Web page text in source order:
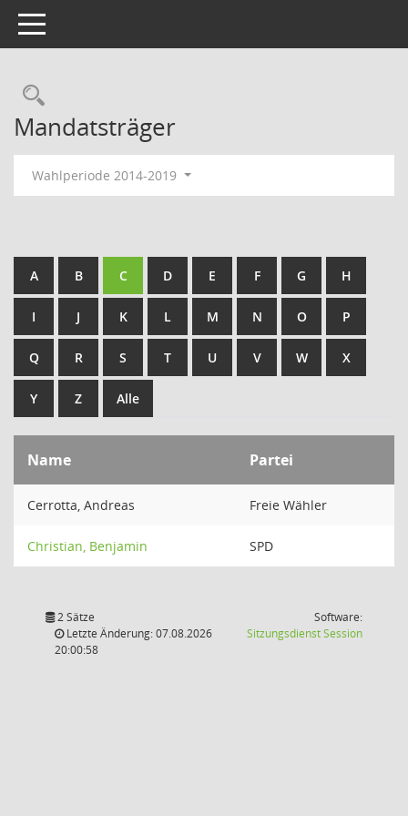
Toggle navigation
Rechercheauswahl
Mandatsträger
Wahlperiode 2014-2019
A B C D E F G H
I J K L M N O P
Q R S T U V W X
Y Z Alle
Name Partei
Cerrotta, Andreas Freie Wähler
Christian, Benjamin SPD
2 Sätze
Letzte Änderung: 07.08.2026
20:00:58
Software:
SitzungsdienstSession(Wird in